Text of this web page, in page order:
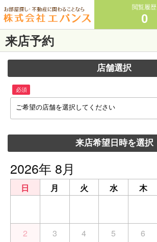
閲覧履歴
0
来店予約
店舗選択
必須
ご希望の店舗を選択してください
来店希望日時を選択
2026年 8月
日 月 火 水 木
2 3 4 5 6